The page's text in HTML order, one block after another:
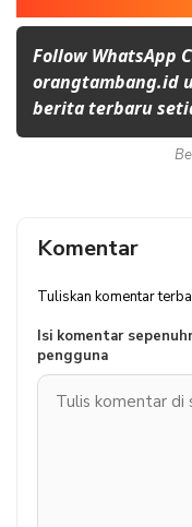
Follow WhatsApp
orangtambang.id
berita terbaru
Komentar
Tuliskan komentar
Isi komentar
pengguna